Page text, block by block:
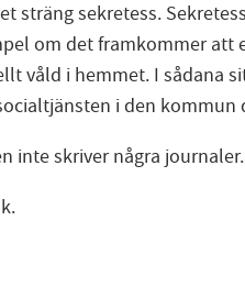
sträng sekretess.
om det framkommer att
våld i hemmet. I sådana
i den kommun
inte skriver några journaler.